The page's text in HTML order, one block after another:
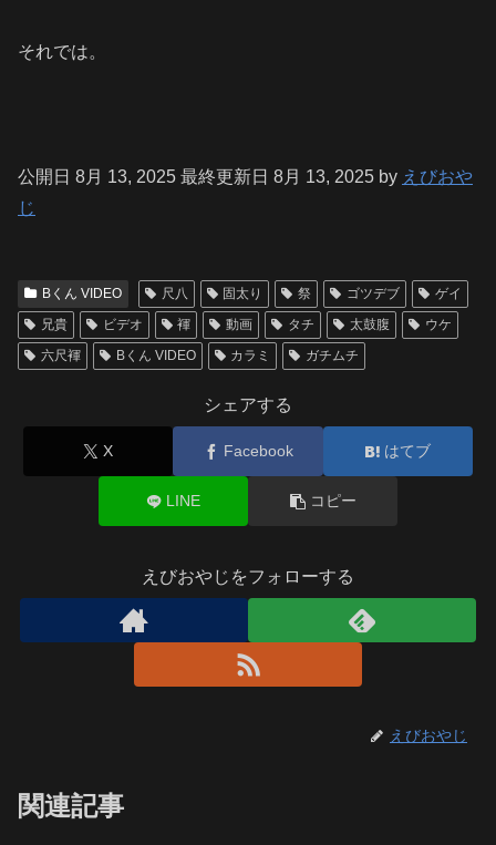
それでは。
公開日 8月 13, 2025 最終更新日 8月 13, 2025 by えびおや
じ
Bくん VIDEO 尺八 固太り 祭 ゴツデブ
ゲイ
兄貴
ビデオ 褌 動画 タチ 太鼓腹
ウケ
六尺褌
Bくん VIDEO カラミ ガチムチ
シェアする
X Facebook はてブ
LINE コピー
えびおやじをフォローする
えびおやじ
関連記事